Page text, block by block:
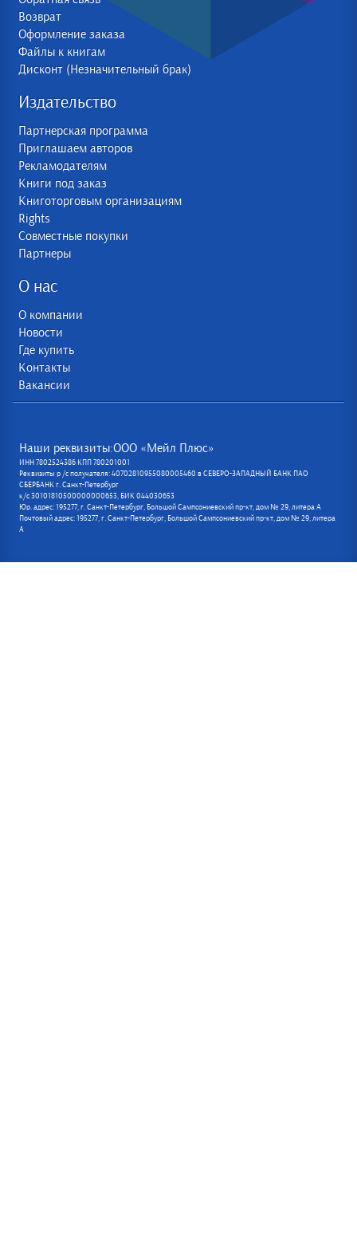
Возврат
Оформление заказа
Файлы к книгам
Дисконт (Незначительный брак)
Издательство
Партнерская программа
Приглашаем авторов
Рекламодателям
Книги под заказ
Книготорговым организациям
Rights
Совместные покупки
Партнеры
О нас
О компании
Новости
Где купить
Контакты
Вакансии
Наши реквизиты:ООО «Мейл Плюс»
ИНН 7802524386 КПП 780201001
Реквизиты р /с получателя: 40702810955080005460 в СЕВЕРО-ЗАПАДНЫЙ БАНК ПАО
СБЕРБАНК г. Санкт-Петербург
к/с 30101810500000000653, БИК 044030653
Юр. адрес: 195277, г. Санкт-Петербург, Большой Сампсониевский пр-кт, дом № 29, литера А
Почтовый адрес: 195277, г. Санкт-Петербург, Большой Сампсониевский пр-кт, дом № 29, литера
А